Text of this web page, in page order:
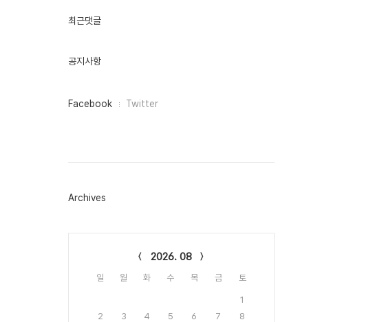
인
최근댓글
공지사항
페
그
Facebook Twitter
Archives
2026. 08
일 월 화 수 목 금 토
1
2
3 4 5 6 7
8